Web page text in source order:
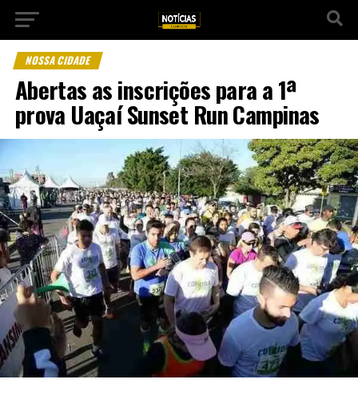
NOSSA CIDADE
Abertas as inscrições para a 1ª
prova Uaçaí Sunset Run Campinas